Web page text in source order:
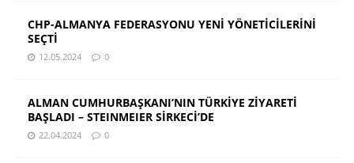
CHP-ALMANYA FEDERASYONU YENİ YÖNETİCİLERİNİ
SEÇTİ
12.05.2024 0
ALMAN CUMHURBAŞKANI’NIN TÜRKİYE ZİYARETİ
BAŞLADI – STEINMEIER SİRKECİ’DE
22.04.2024 0